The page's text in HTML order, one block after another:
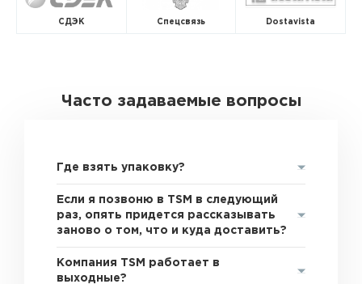
СДЭК Спецсвязь Dostavista
Часто задаваемые вопросы
Где взять упаковку?
Если я позвоню в TSM в следующий
раз, опять придется рассказывать
заново о том, что и куда доставить?
Компания TSM работает в
выходные?